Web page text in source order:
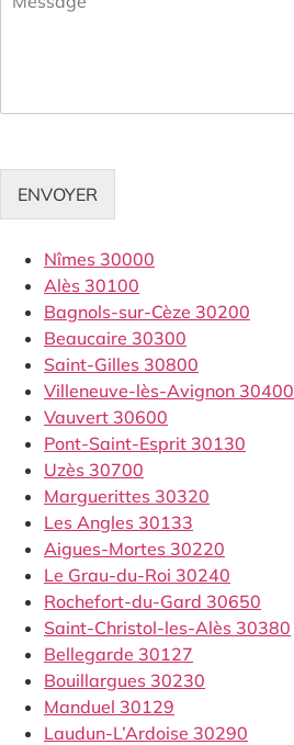
ENVOYER
Nîmes 30000
Alès 30100
Bagnols-sur-Cèze 30200
Beaucaire 30300
Saint-Gilles 30800
Villeneuve-lès-Avignon 30400
Vauvert 30600
Pont-Saint-Esprit 30130
Uzès 30700
Marguerittes 30320
Les Angles 30133
Aigues-Mortes 30220
Le Grau-du-Roi 30240
Rochefort-du-Gard 30650
Saint-Christol-les-Alès 30380
Bellegarde 30127
Bouillargues 30230
Manduel 30129
Laudun-L’Ardoise 30290